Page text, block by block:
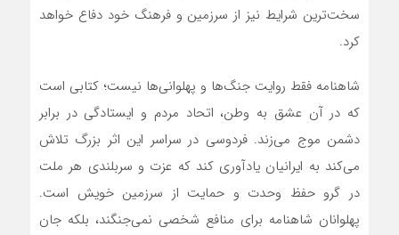
سخت‌ترین شرایط نیز از سرزمین و فرهنگ خود دفاع خواهد
کرد.
شاهنامه فقط روایت جنگ‌ها و پهلوانی‌ها نیست؛ کتابی است
که در آن عشق به وطن، اتحاد مردم و ایستادگی در برابر
دشمن موج می‌زند. فردوسی در سراسر این اثر بزرگ تلاش
می‌کند به ایرانیان یادآوری کند که عزت و سربلندی هر ملت
در گرو حفظ وحدت و حمایت از سرزمین خویش است.
پهلوانان شاهنامه برای منافع شخصی نمی‌جنگند، بلکه جان